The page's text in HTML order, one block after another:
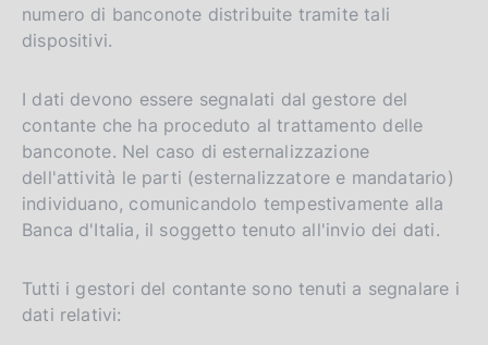
numero di banconote distribuite tramite tali
dispositivi.
I dati devono essere segnalati dal gestore del
contante che ha proceduto al trattamento delle
banconote. Nel caso di esternalizzazione
dell'attività le parti (esternalizzatore e mandatario)
individuano, comunicandolo tempestivamente alla
Banca d'Italia, il soggetto tenuto all'invio dei dati.
Tutti i gestori del contante sono tenuti a segnalare i
dati relativi: